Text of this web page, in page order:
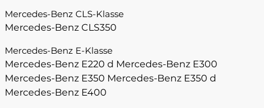
Mercedes-Benz CLS-Klasse
Mercedes-Benz CLS350
Mercedes-Benz E-Klasse
Mercedes-Benz E220 d Mercedes-Benz E300
Mercedes-Benz E350 Mercedes-Benz E350 d
Mercedes-Benz E400